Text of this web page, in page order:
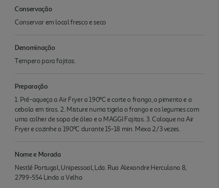
Conservação
Conservar em local fresco e seco
Denominação
Tempero para fajitas.
Preparação
1. Pré-aqueça a Air Fryer a 190ºC e corte o frango, o pimento e a
cebola em tiras. 2. Misture numa tigela o frango e os legumes com
uma colher de sopa de óleo e o MAGGI Fajitas. 3. Coloque na Air
Fryer e cozinhe a 190ºC durante 15-18 min. Mexa 2/3 vezes.
Nome e Morada
Nestlé Portugal, Unipessoal, Lda. Rua Alexandre Herculano 8,
2799-554 Linda a Velha